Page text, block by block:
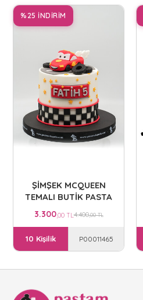
%25 İNDİRİM
ŞİMŞEK MCQUEEN
TEMALI BUTİK PASTA
3.300,00 TL4.400,00 TL
10 Kişilik P00011465